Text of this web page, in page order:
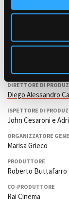
Benozzo
Negozio Vestiti da
Carretta Pontone
Urban (Manager),
DIRETTORE DI
Diego Alessandro
ISPETTORE DI
John Cesaroni e
ORGANIZZATORE
Marisa Grieco
PRODUTTORE
Roberto Buttafarro
CO-PRODUTTORE
Rai Cinema